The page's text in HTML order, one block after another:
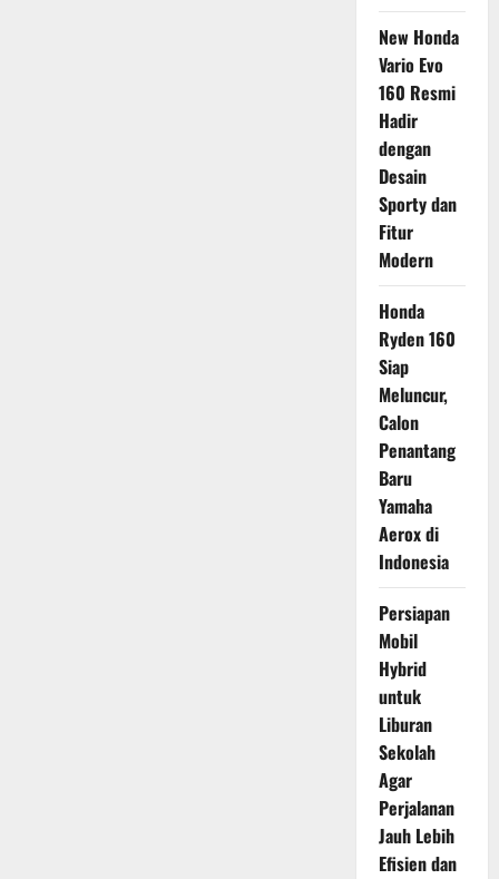
New Honda
Vario Evo
160 Resmi
Hadir
dengan
Desain
Sporty dan
Fitur
Modern
Honda
Ryden 160
Siap
Meluncur,
Calon
Penantang
Baru
Yamaha
Aerox di
Indonesia
Persiapan
Mobil
Hybrid
untuk
Liburan
Sekolah
Agar
Perjalanan
Jauh Lebih
Efisien dan